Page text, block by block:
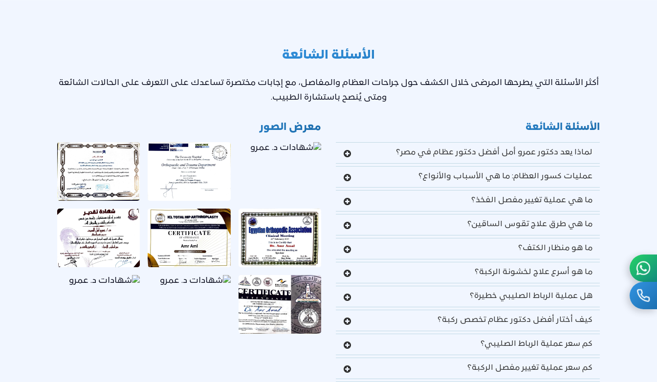
الأسئلة الشائعة
أكثر الأسئلة التي يطرحها المرضى خلال الكشف حول جراحات العظام والمفاصل، مع إجابات مختصرة تساعدك على التعرف على الحالات الشائعة
ومتى يُنصح باستشارة الطبيب.
الأسئلة الشائعة
لماذا يعد دكتور عمرو أمل أفضل دكتور عظام في مصر؟
عمليات كسور العظام: ما هي الأسباب والأنواع؟
ما هي عملية تغيير مفصل الفخذ؟
ما هي طرق علاج تقوس الساقين؟
ما هو منظار الكتف؟
ما هو أسرع علاج لخشونة الركبة؟
هل عملية الرباط الصليبي خطيرة؟
كيف أختار أفضل دكتور عظام تخصص ركبة؟
كم سعر عملية الرباط الصليبي؟
كم سعر عملية تغيير مفصل الركبة؟
معرض الصور